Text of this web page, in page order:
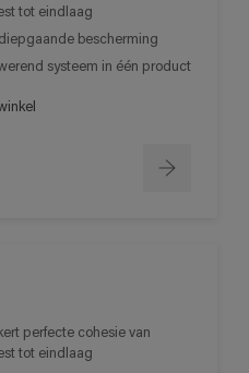
tot eindlaag
bescherming
systeem in één product
perfecte cohesie van
tot eindlaag